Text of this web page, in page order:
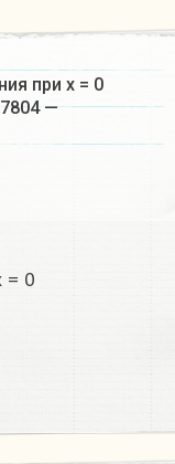
при х = 0
—
= 0